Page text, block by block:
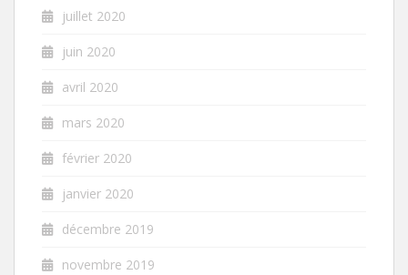
juillet 2020
juin 2020
avril 2020
mars 2020
février 2020
janvier 2020
décembre 2019
novembre 2019